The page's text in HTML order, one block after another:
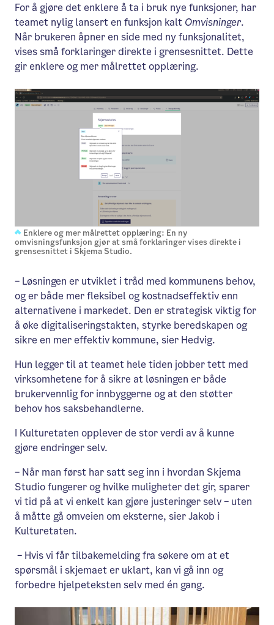
For å gjøre det enklere å ta i bruk nye funksjoner, har
teamet nylig lansert en funksjon kalt Omvisninger.
Når brukeren åpner en side med ny funksjonalitet,
vises små forklaringer direkte i grensesnittet. Dette
gir enklere og mer målrettet opplæring.
Enklere og mer målrettet opplæring: En ny
omvisningsfunksjon gjør at små forklaringer vises direkte i
grensesnittet i Skjema Studio.
– Løsningen er utviklet i tråd med kommunens behov,
og er både mer fleksibel og kostnadseffektiv enn
alternativene i markedet. Den er strategisk viktig for
å øke digitaliseringstakten, styrke beredskapen og
sikre en mer effektiv kommune, sier Hedvig.
Hun legger til at teamet hele tiden jobber tett med
virksomhetene for å sikre at løsningen er både
brukervennlig for innbyggerne og at den støtter
behov hos saksbehandlerne.
I Kulturetaten opplever de stor verdi av å kunne
gjøre endringer selv.
– Når man først har satt seg inn i hvordan Skjema
Studio fungerer og hvilke muligheter det gir, sparer
vi tid på at vi enkelt kan gjøre justeringer selv – uten
å måtte gå omveien om eksterne, sier Jakob i
Kulturetaten.
– Hvis vi får tilbakemelding fra søkere om at et
spørsmål i skjemaet er uklart, kan vi gå inn og
forbedre hjelpeteksten selv med én gang.